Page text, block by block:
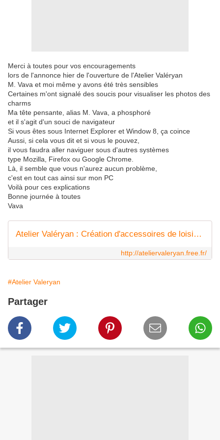
Merci à toutes pour vos encouragements
lors de l'annonce hier de l'ouverture de l'Atelier Valéryan
M. Vava et moi même y avons été très sensibles
Certaines m'ont signalé des soucis pour visualiser les photos des
charms
Ma tête pensante, alias M. Vava, a phosphoré
et il s'agit d'un souci de navigateur
Si vous êtes sous Internet Explorer et Window 8, ça coince
Aussi, si cela vous dit et si vous le pouvez,
il vous faudra aller naviguer sous d'autres systèmes
type Mozilla, Firefox ou Google Chrome.
Là, il semble que vous n'aurez aucun problème,
c'est en tout cas ainsi sur mon PC
Voilà pour ces explications
Bonne journée à toutes
Vava
Atelier Valéryan : Création d'accessoires de loisirs créatifs
http://ateliervaleryan.free.fr/
#Atelier Valeryan
Partager